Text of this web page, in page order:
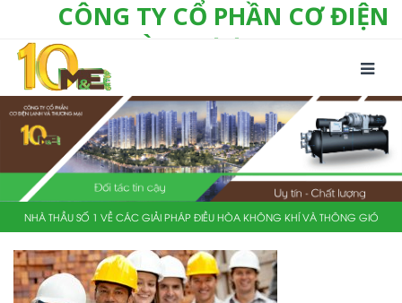
CÔNG TY CỔ PHẦN CƠ ĐIỆN
LẠNH VÀ THƯƠNG MẠI M&E
Số 10/357 Tam Trinh, P. Hoàng Văn Thụ, Q.
Hoàng Mai, TP. Hà Nội
Tel:+(84-24) 3 632 1295 Hotline:0904 190 080 Fax: +(84-24) 3 632 1297
Email:info@megroup.vn Website: www.megroup.vn
NHÀ THẦU SỐ 1 VỀ CÁC GIẢI PHÁP ĐIỀU HÒA KHÔNG KHÍ VÀ THÔNG GIÓ